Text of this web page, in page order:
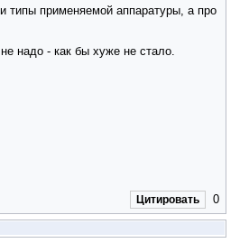
типы применяемой аппаратуры, а про
надо - как бы хуже не стало.
Цитировать 0